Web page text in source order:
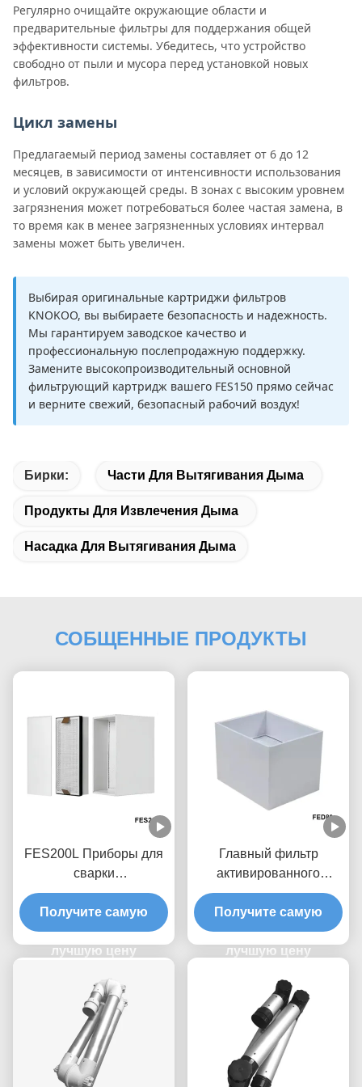
Регулярно очищайте окружающие области и
предварительные фильтры для поддержания общей
эффективности системы. Убедитесь, что устройство
свободно от пыли и мусора перед установкой новых
фильтров.
Цикл замены
Предлагаемый период замены составляет от 6 до 12
месяцев, в зависимости от интенсивности использования
и условий окружающей среды. В зонах с высоким уровнем
загрязнения может потребоваться более частая замена, в
то время как в менее загрязненных условиях интервал
замены может быть увеличен.
Выбирая оригинальные картриджи фильтров
KNOKOO, вы выбираете безопасность и надежность.
Мы гарантируем заводское качество и
профессиональную послепродажную поддержку.
Замените высокопроизводительный основной
фильтрующий картридж вашего FES150 прямо сейчас
и верните свежий, безопасный рабочий воздух!
Бирки: Части Для Вытягивания Дыма
Продукты Для Извлечения Дыма
Насадка Для Вытягивания Дыма
СОБЩЕННЫЕ ПРОДУКТЫ
FES200L Приборы для
сварки
дымовытягивателя
Замена фильтра 4,5 кг
Получите самую
лучшую цену
Главный фильтр
активированного
углерода фильтр
очистителя воздуха для
эвакуатора дыма FED80
Получите самую
лучшую цену